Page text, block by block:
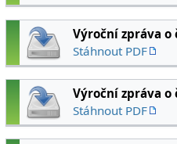
Výroční zpráva o
Stáhnout PDF
Výroční zpráva o
Stáhnout PDF